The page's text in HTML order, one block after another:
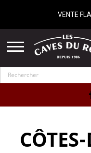
VENTE